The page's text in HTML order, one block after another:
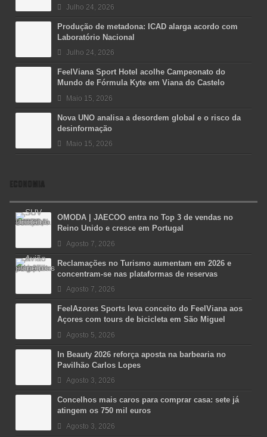
Julho 24, 2026
Produção de metadona: ICAD alarga acordo com
Laboratório Nacional
Julho 24, 2026
FeelViana Sport Hotel acolhe Campeonato do
Mundo de Fórmula Kyte em Viana do Castelo
Maio 15, 2026
Nova UNO analisa a desordem global e o risco da
desinformação
Maio 15, 2026
ECONOMIA
OMODA | JAECOO entra no Top 3 de vendas no
Reino Unido e cresce em Portugal
Agosto 7, 2026
Reclamações no Turismo aumentam em 2026 e
concentram-se nas plataformas de reservas
Agosto 7, 2026
FeelAzores Sports leva conceito do FeelViana aos
Açores com tours de bicicleta em São Miguel
Agosto 5, 2026
In Beauty 2026 reforça aposta na barbearia no
Pavilhão Carlos Lopes
Agosto 3, 2026
Concelhos mais caros para comprar casa: sete já
atingem os 750 mil euros
Agosto 3, 2026